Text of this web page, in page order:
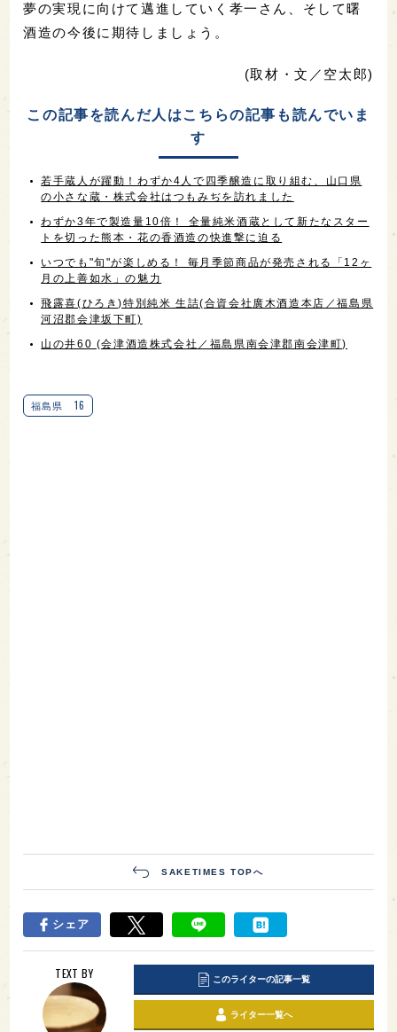
夢の実現に向けて邁進していく孝一さん、そして曙
酒造の今後に期待しましょう。
(取材・文／空太郎)
この記事を読んだ人はこちらの記事も読んでいま
す
若手蔵人が躍動！わずか4人で四季醸造に取り組む、山口県
の小さな蔵・株式会社はつもみぢを訪れました
わずか3年で製造量10倍！ 全量純米酒蔵として新たなスター
トを切った熊本・花の香酒造の快進撃に迫る
いつでも"旬"が楽しめる！ 毎月季節商品が発売される「12ヶ
月の上善如水」の魅力
飛露喜(ひろき)特別純米 生詰(合資会社廣木酒造本店／福島県
河沼郡会津坂下町)
山の井60 (会津酒造株式会社／福島県南会津郡南会津町)
福島県 16
SAKETIMES TOPへ
シェア
TEXT BY このライターの記事一覧
ライター一覧へ